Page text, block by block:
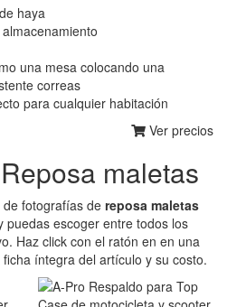
haya
una mesa colocando una
correas
para cualquier habitación
Ver precios
maletas
fotografías de reposa maletas
puedas escoger entre todos los
Haz click con el ratón en en una
íntegra del artículo y su costo.